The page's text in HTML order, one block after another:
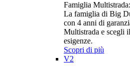
Famiglia
La famiglia di Big
con 4 anni di
Multistrada e scegli
esigenze.
Scopri di più
V2